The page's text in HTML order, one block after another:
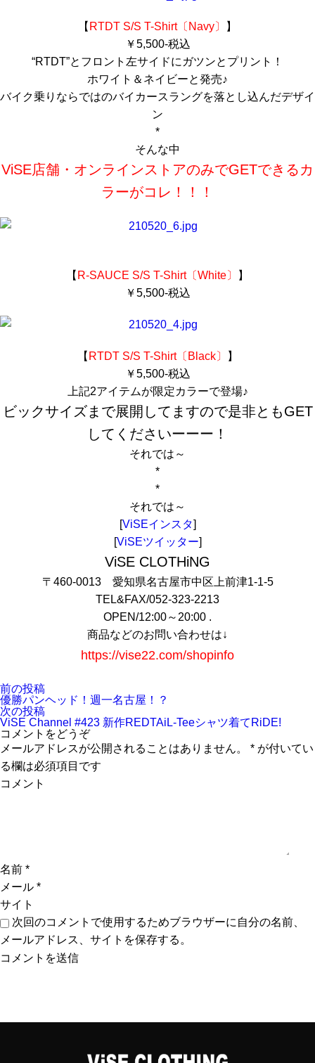
【 RTDT S/S T-Shirt〔Navy〕
】
￥5,500-税込
“RTDT”とフロント左サイドにガツンとプリント！
ホワイト＆ネイビーと発売♪
バイク乗りならではのバイカースラングを落とし込んだデザイ
ン
*
そんな中
ViSE店舗・オンラインストアのみでGETできるカ
ラーがコレ！！！
【 R-SAUCE S/S T-Shirt〔White〕
】
￥5,500-税込
【 RTDT S/S T-Shirt〔Black〕
】
￥5,500-税込
上記2アイテムが限定カラーで登場♪
ビックサイズまで展開してますので是非ともGET
してくださいーーー！
それでは～
*
*
それでは～
ViSEインスタ
ViSEツイッター
ViSE CLOTHiNG
〒460-0013 愛知県名古屋市中区上前津1-1-5
TEL&FAX/052-323-2213
OPEN/12:00～20:00 .
商品などのお問い合わせは↓
https://vise22.com/shopinfo
投
稿
ナ
ビ
ゲ
ー
シ
ョ
ン
前の投稿前
の
投
稿:
優勝パンヘッド！週一名古屋！？
次の投稿次
の
投
稿:
ViSE Channel #423 新作REDTAiL-Teeシャツ着てRiDE!
コメントをどうぞ
メールアドレスが公開されることはありません。
* が付いてい
る欄は必須項目です
コメント
名前 *
メール *
サイト
次回のコメントで使用するためブラウザーに自分の名前、
メールアドレス、サイトを保存する。